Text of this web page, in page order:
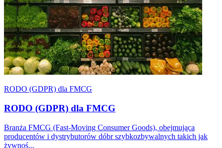
RODO (GDPR) dla FMCG
RODO (GDPR) dla FMCG
Branża FMCG (Fast-Moving Consumer Goods), obejmująca
producentów i dystrybutorów dóbr szybkozbywalnych takich jak
żywnoś...